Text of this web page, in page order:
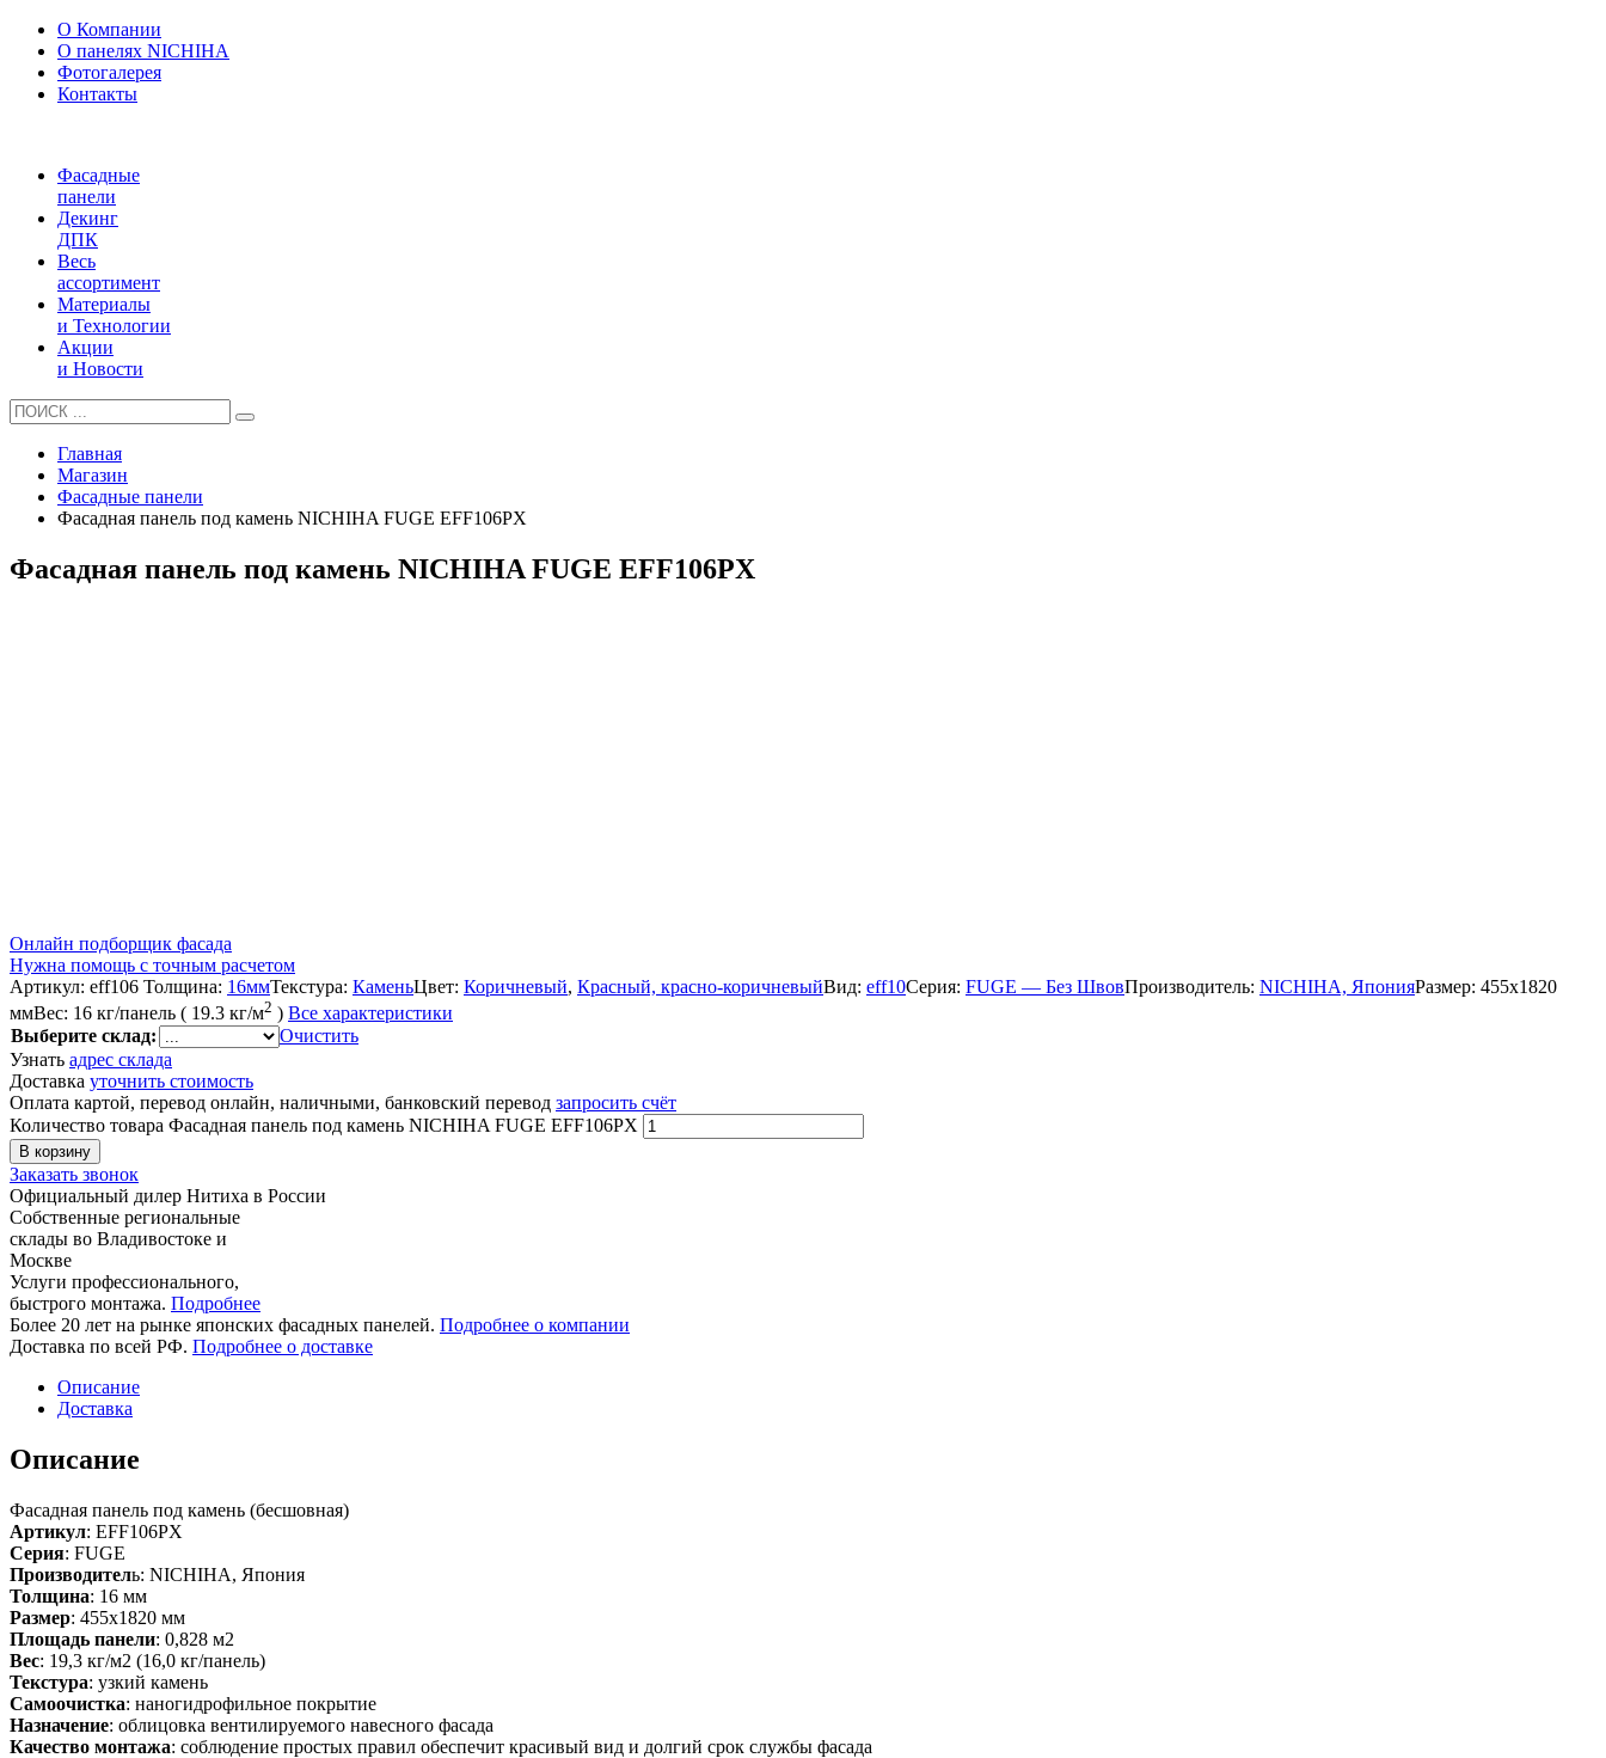
О Компании
О панелях NICHIHA
Фотогалерея
Контакты
Фасадные
панели
Декинг
ДПК
Весь
ассортимент
Материалы
и Технологии
Акции
и Новости
Главная
Магазин
Фасадные панели
Фасадная панель под камень NICHIHA FUGE EFF106PX
Фасадная панель под камень NICHIHA FUGE EFF106PX
Онлайн подборщик фасада
Нужна помощь с точным расчетом
Артикул: eff106 Толщина: 16ммТекстура: КаменьЦвет: Коричневый, Красный, красно-коричневыйВид: eff10Серия: FUGE — Без ШвовПроизводитель: NICHIHA, ЯпонияРазмер: 455x1820
ммВес: 16 кг/панель ( 19.3 кг/м2 ) Все характеристики
Выберите склад:
Очистить
Узнать адрес склада
Доставка уточнить стоимость
Оплата картой, перевод онлайн, наличными, банковский перевод запросить счёт
Количество товара Фасадная панель под камень NICHIHA FUGE EFF106PX
В корзину
Заказать звонок
Официальный дилер Нитиха в России
Собственные региональные
склады во Владивостоке и
Москве
Услуги профессионального,
быстрого монтажа. Подробнее
Более 20 лет на рынке японских фасадных панелей. Подробнее о компании
Доставка по всей РФ. Подробнее о доставке
Описание
Доставка
Описание
Фасадная панель под камень (бесшовная)
Артикул: EFF106PX
Серия: FUGE
Производитель: NICHIHA, Япония
Толщина: 16 мм
Размер: 455х1820 мм
Площадь панели: 0,828 м2
Вес: 19,3 кг/м2 (16,0 кг/панель)
Текстура: узкий камень
Самоочистка: наногидрофильное покрытие
Назначение: облицовка вентилируемого навесного фасада
Качество монтажа: соблюдение простых правил обеспечит красивый вид и долгий срок службы фасада